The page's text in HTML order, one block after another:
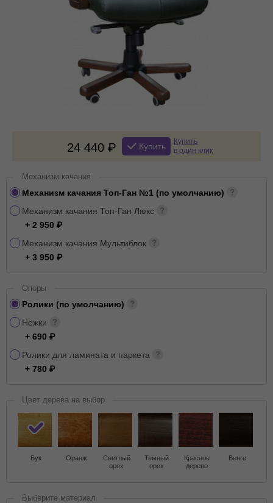
24 440 Купить
Купить
в один клик
Механизм качания
Механизм качания Топ-Ган №1 (по умолчанию)
Механизм качания Топ-Ган Люкс
+ 2 950
Механизм качания Мультиблок
+ 3 950
Опоры
Ролики (по умолчанию)
Ножки
+ 690
Ролики для ламината и паркета
+ 780
Цвет дерева на выбор
Бук Оранж
Светлый
орех
Темный
орех
Красное
дерево
Венге
Выберите материал